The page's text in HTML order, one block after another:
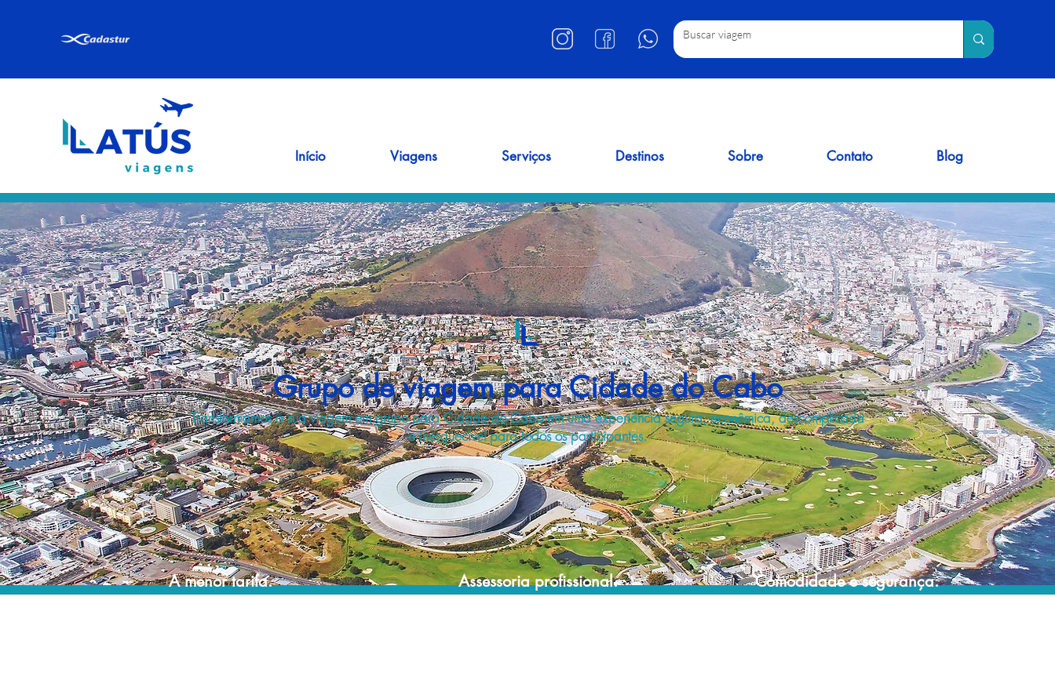
Início Viagens Serviços Destinos Sobre Contato Blog
Grupo de viagem para Cidade do Cabo
Transformamos a sua viagem em grupo para Cidade do Cabo em uma experiência segura, econômica, descomplicada
e inesquecível para todos os participantes.
A menor tarifa. Assessoria profissional. Comodidade e segurança.